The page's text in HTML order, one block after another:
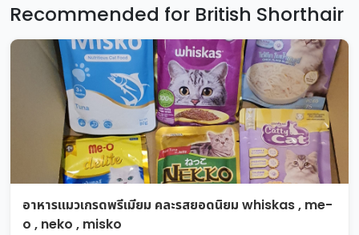
Recommended for British Shorthair
อาหารแมวเกรดพรีเมียม คละรสยอดนิยม whiskas , me-
o , neko , misko